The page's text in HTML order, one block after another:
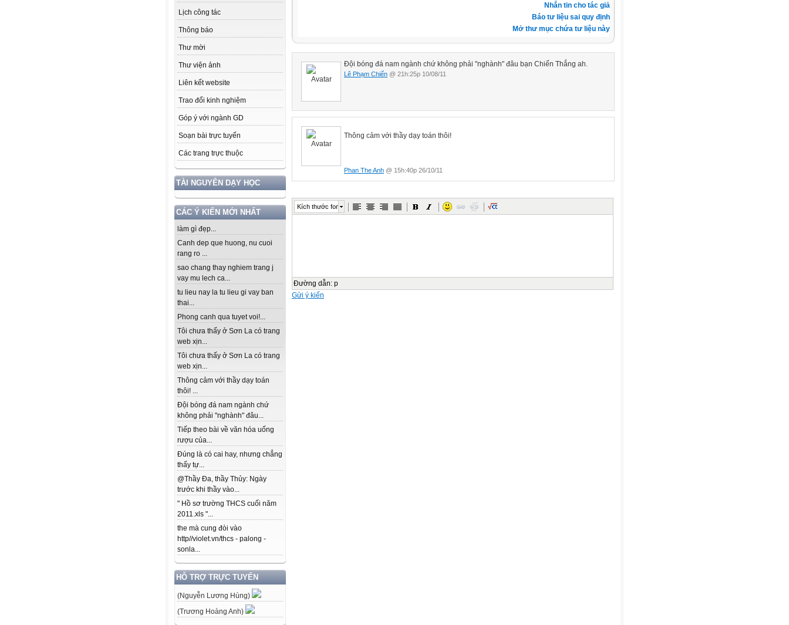
Lịch công tác
Thông báo
Thư mời
Thư viện ảnh
Liên kết website
Trao đổi kinh nghiệm
Góp ý với ngành GD
Soạn bài trực tuyến
Các trang trực thuộc
TÀI NGUYÊN DẠY HỌC
CÁC Ý KIẾN MỚI NHẤT
làm gì đẹp...
Canh dep que huong, nu cuoi
rang ro ...
sao chang thay nghiem trang j
vay mu lech ca...
tu lieu nay la tu lieu gi vay ban
thai...
Phong canh qua tuyet voi!...
Tôi chưa thấy ở Sơn La có trang
web xịn...
Tôi chưa thấy ở Sơn La có trang
web xịn...
Thông cảm với thầy dạy toán
thôi! ...
Đội bóng đá nam ngành chứ
không phải "nghành" đâu...
Tiếp theo bài về văn hóa uống
rượu của...
Đúng là có cai hay, nhưng chẳng
thấy tự...
@Thầy Đa, thầy Thủy: Ngày
trước khi thầy vào...
" Hồ sơ trường THCS cuối năm
2011.xls "...
the mà cung đòi vào
http//violet.vn/thcs - palong -
sonla...
HỖ TRỢ TRỰC TUYẾN
(Nguyễn Lương Hùng)
(Trương Hoàng Anh)
Nhắn tin cho tác giả
Báo tư liệu sai quy định
Mở thư mục chứa tư liệu này
Đội bóng đá nam ngành chứ không phải "nghành" đâu bạn Chiến Thắng ah.
Lê Phạm Chiến @ 21h:25p 10/08/11
Thông cảm với thầy dạy toán thôi!
Phan The Anh @ 15h:40p 26/10/11
Kích thước font
Đường dẫn: p
Gửi ý kiến